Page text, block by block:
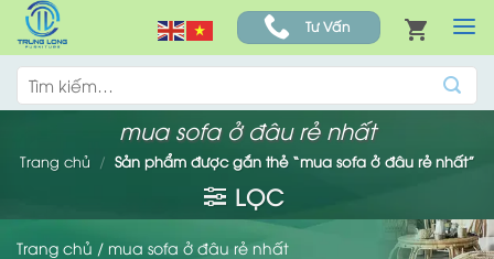
Skip
content
Tư Vấn
Tìm
kiếm:
mua sofa ở đâu rẻ nhất
Trang chủ / Sản phẩm được gắn thẻ “mua sofa ở đâu rẻ nhất”
LỌC
Trang chủ / mua sofa ở đâu rẻ nhất